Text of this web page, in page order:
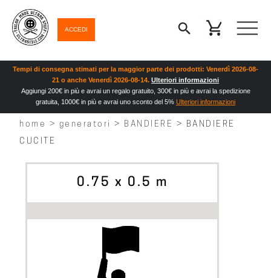
ACCEDI
Tempi di consegna stimati per la maggior parte dei prodotti: Venerdì 2026-08-
21 o anche Venerdì 2026-08-14. Ulteriori informazioni
Aggiungi 200€ in più e avrai un regalo gratuito, 300€ in più e avrai la spedizione
gratuita, 1000€ in più e avrai uno sconto del 5% Ulteriori informazioni
home > generatori> BANDIERE > BANDIERE
CUCITE
0.75 x 0.5 m